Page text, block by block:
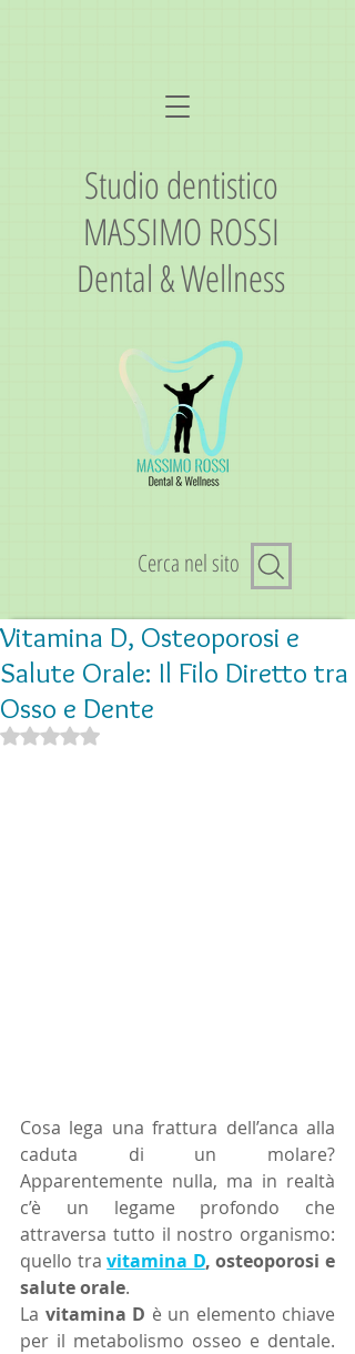
Studio dentistico
MASSIMO ROSSI
Dental & Wellness
Cerca nel sito
Vitamina D, Osteoporosi e
Salute Orale: Il Filo Diretto tra
Osso e Dente
Valutazione NaN stelle su 5.
Cosa lega una frattura dell’anca alla
caduta di un molare?
Apparentemente nulla, ma in realtà
c’è un legame profondo che
attraversa tutto il nostro organismo:
quello tra vitamina D, osteoporosi e
salute orale.
La vitamina D è un elemento chiave
per il metabolismo osseo e dentale.